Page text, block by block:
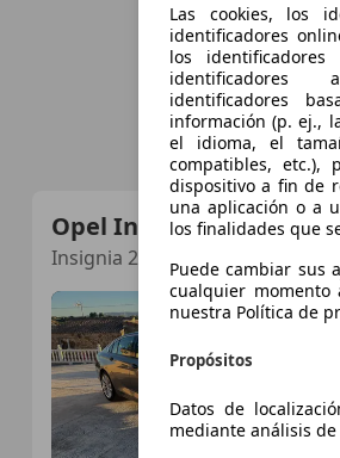
Opel Insignia
Insignia 2.0 T SHT S
Las cookies, los
identificadores
los
identificadores
identificadores
información (p. ej.,
el idioma, el
compatibles, etc.),
dispositivo a fin de
una aplicación o a
los finalidades que
Puede cambiar sus
cualquier momento
nuestra Política de
Propósitos
Datos de
mediante análisis